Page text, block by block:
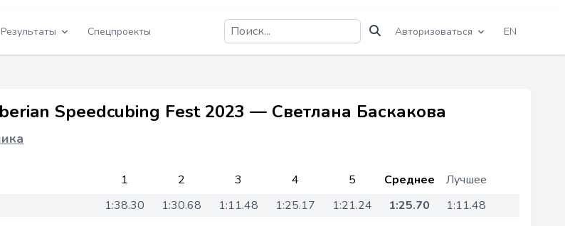
Результаты Спецпроекты Авторизоваться EN
Speedcubing Fest 2023 — Светлана Баскакова
1 2 3 4 5 Среднее
Лучшее
1:38.30 1:30.68 1:11.48 1:25.17 1:21.24 1:25.70 1:11.48